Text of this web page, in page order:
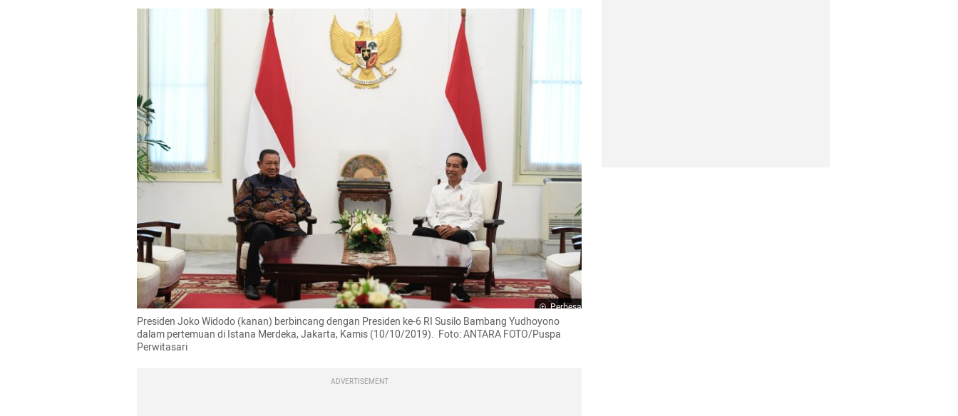
Perbesar
Presiden Joko Widodo (kanan) berbincang dengan Presiden ke-6 RI Susilo Bambang Yudhoyono
dalam pertemuan di Istana Merdeka, Jakarta, Kamis (10/10/2019).  Foto: ANTARA FOTO/Puspa
Perwitasari
ADVERTISEMENT